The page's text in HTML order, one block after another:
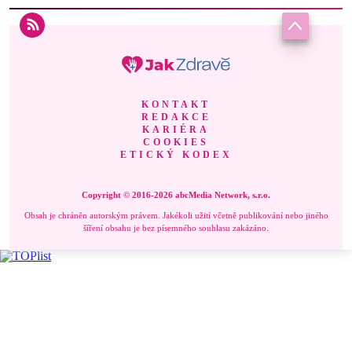
KONTAKT
REDAKCE
KARIÉRA
COOKIES
ETICKÝ KODEX
Copyright © 2016-2026 abcMedia Network, s.r.o.
Obsah je chráněn autorským právem. Jakékoli užití včetně publikování nebo jiného
šíření obsahu je bez písemného souhlasu zakázáno.